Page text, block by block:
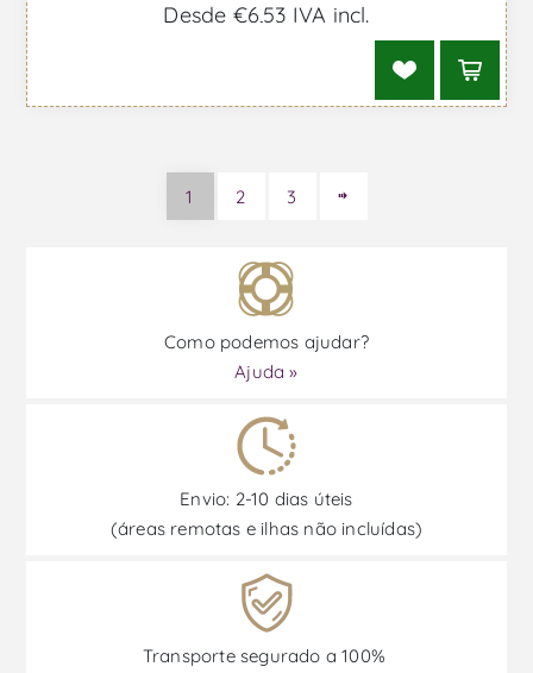
Desde €6,53 IVA incl.
1 2 3
Como podemos ajudar?
Ajuda »
Envio: 2-10 dias úteis
(áreas remotas e ilhas não incluídas)
Transporte segurado a 100%